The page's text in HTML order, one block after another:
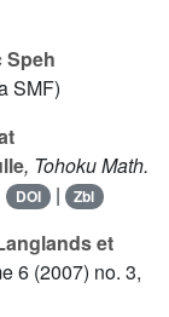
Speh
SMF)
, Tohoku Math.
DOI | Zbl
et
6 (2007) no. 3,